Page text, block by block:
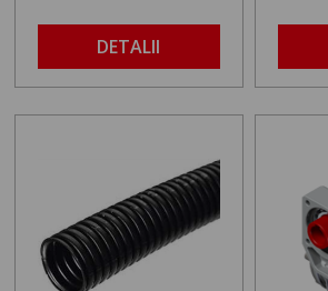
DETALII